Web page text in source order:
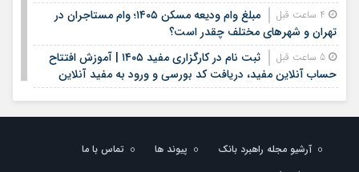
مبلغ وام ودیعه مسکن ۱۴۰۵؛ وام مستاجران در
تهران و شهرهای مختلف چقدر است؟
ثبت نام در کارگزاری مفید ۱۴۰۵ | آموزش افتتاح
حساب آنلاین مفید، دریافت کد بورسی و ورود به مفید آنلاین
5 ساعت قبل
سایت ثبت نام وام ودیعه مسکن مستاجران tem
mrud ir | ورود به سامانه وام اجاره ۱۴۰۵ | شرایط، مبلغ و نحوه
وام های بانک رسالت ۱۴۰۵؛ شرایط دریافت، سقف
آرشیو مجله راهبرد بانک پیوند ها
تماس با ما